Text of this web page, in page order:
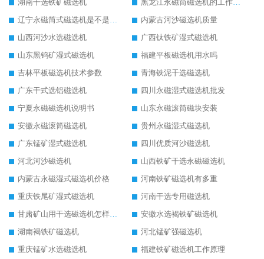
湖南干选铁矿磁选机
黑龙江永磁筒磁选机的工作原理
辽宁永磁筒式磁选机是不是强磁
内蒙古河沙磁选机质量
山西河沙水选磁选机
广西钛铁矿湿式磁选机
山东黑钨矿湿式磁选机
福建平板磁选机用水吗
吉林平板磁选机技术参数
青海铁泥干选磁选机
广东干式选铝磁选机
四川永磁湿式磁选机批发
宁夏永磁磁选机说明书
山东永磁滚筒磁块安装
安徽永磁滚筒磁选机
贵州永磁湿式磁选机
广东锰矿湿式磁选机
四川优质河沙磁选机
河北河沙磁选机
山西铁矿干选永磁磁选机
内蒙古永磁湿式磁选机价格
河南铁矿磁选机有多重
重庆铁尾矿湿式磁选机
河南干选专用磁选机
甘肃矿山用干选磁选机怎样调磁
安徽水选褐铁矿磁选机
湖南褐铁矿磁选机
河北锰矿强磁选机
重庆锰矿水选磁选机
福建铁矿磁选机工作原理